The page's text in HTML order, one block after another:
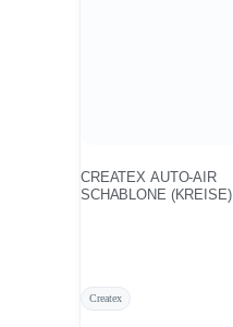
CREATEX AUTO-AIR
SCHABLONE (KREISE)
Createx